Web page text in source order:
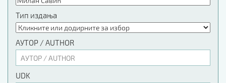
Тип издања
АУТОР / AUTHOR
UDK